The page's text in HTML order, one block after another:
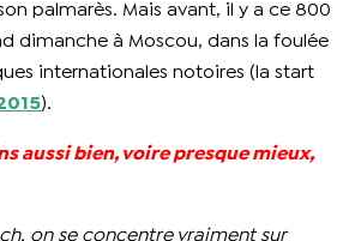
palmarès. Mais avant, il y a ce 800
dimanche à Moscou, dans la foulée
internationales notoires (la start
).
aussi bien, voire presque mieux,
on se concentre vraiment sur